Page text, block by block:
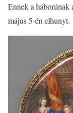
Ennek a háborúnak
május 5-én elhunyt.